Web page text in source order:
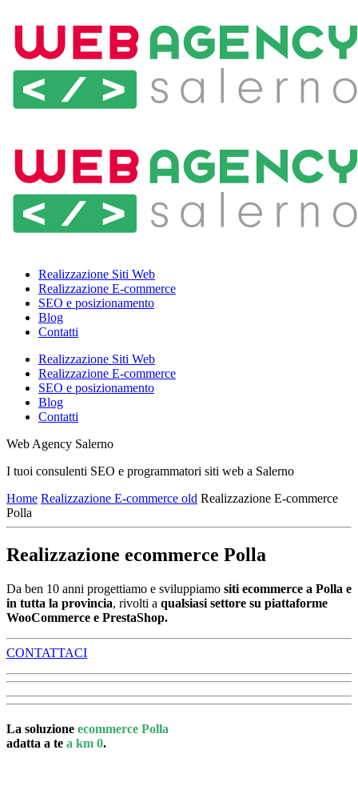
Realizzazione Siti Web
Realizzazione E-commerce
SEO e posizionamento
Blog
Contatti
Realizzazione Siti Web
Realizzazione E-commerce
SEO e posizionamento
Blog
Contatti
Web Agency Salerno
I tuoi consulenti SEO e programmatori siti web a Salerno
Home Realizzazione E-commerce old Realizzazione E-commerce
Polla
Realizzazione ecommerce Polla
Da ben 10 anni progettiamo e sviluppiamo siti ecommerce a Polla e
in tutta la provincia, rivolti a qualsiasi settore su piattaforme
WooCommerce e PrestaShop.
CONTATTACI
La soluzione ecommerce Polla
adatta a te a km 0.